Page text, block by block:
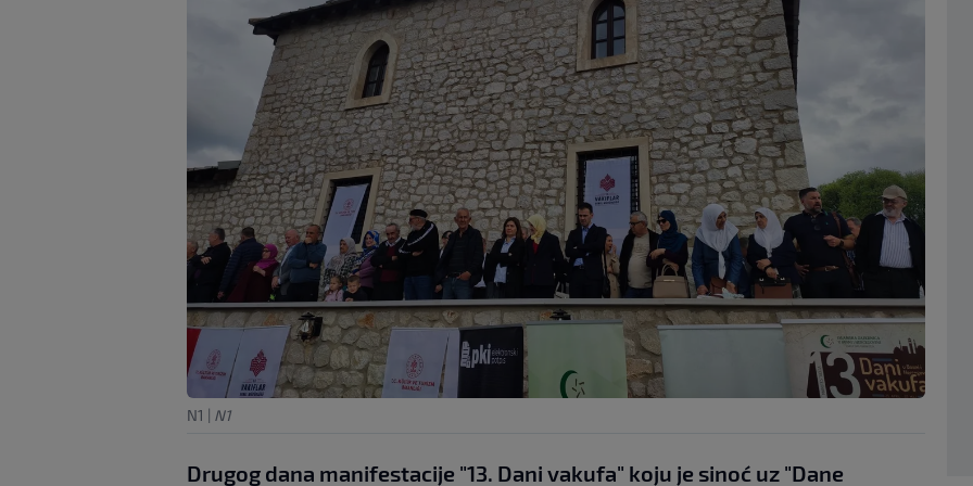
N1 | N1
Drugog dana manifestacije "13. Dani vakufa" koju je sinoć uz "Dane